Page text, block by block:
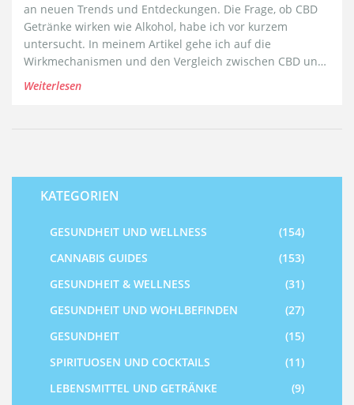
an neuen Trends und Entdeckungen. Die Frage, ob CBD
Getränke wirken wie Alkohol, habe ich vor kurzem
untersucht. In meinem Artikel gehe ich auf die
Wirkmechanismen und den Vergleich zwischen CBD und
Alkohol ein. Erfahren Sie, was sie ähnlich und doch so
Weiterlesen
KATEGORIEN
GESUNDHEIT UND WELLNESS
(154)
CANNABIS GUIDES
(153)
GESUNDHEIT & WELLNESS
(31)
GESUNDHEIT UND WOHLBEFINDEN
(27)
GESUNDHEIT
(15)
SPIRITUOSEN UND COCKTAILS
(11)
LEBENSMITTEL UND GETRÄNKE
(9)